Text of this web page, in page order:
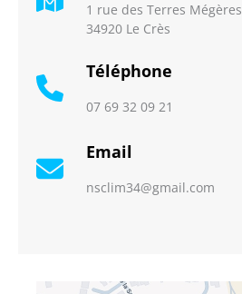
1 rue des Terres Mégères
34920 Le Crès
Téléphone
07 69 32 09 21
Email
nsclim34@gmail.com